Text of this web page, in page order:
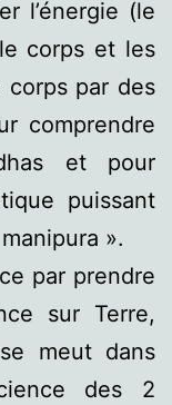
l’énergie (le
corps et les
par des
comprendre
et pour
puissant
».
par prendre
sur Terre,
meut dans
des 2